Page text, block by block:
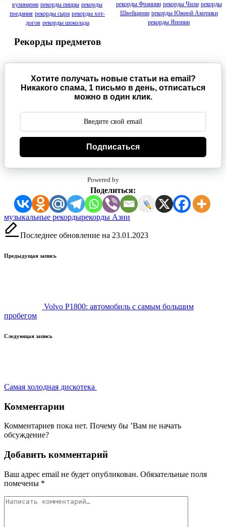
кулинарии рекорды пиццы рекорды
поедания рекорды сыра рекорды хот-
догов рекорды шоколада
Рекорды предметов
рекорды Франции рекорды Чили рекорды
Швейцарии рекорды Южной Америки
рекорды Японии
Хотите получать новые статьи на email?
Никакого спама, 1 письмо в день, отписаться
можно в один клик.
Подписаться
Powered by
Поделиться:
Метки:
музыкальные рекордырекорды Азии
Последнее обновление на 23.01.2023
Навигация
Предыдущая запись
Volvo P1800: автомобиль с самым большим
пробегом
Следующая запись
Самая холодная дискотека
Комментарии
Комментариев пока нет. Почему бы ’Вам не начать
обсуждение?
Добавить комментарий
Ваш адрес email не будет опубликован. Обязательные поля
помечены *